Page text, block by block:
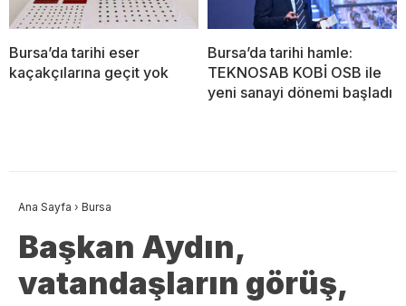
Bursa’da tarihi eser
kaçakçılarına geçit yok
Bursa’da tarihi hamle:
TEKNOSAB KOBİ OSB ile
yeni sanayi dönemi başladı
Ana Sayfa › Bursa
Başkan Aydın,
vatandaşların görüş,